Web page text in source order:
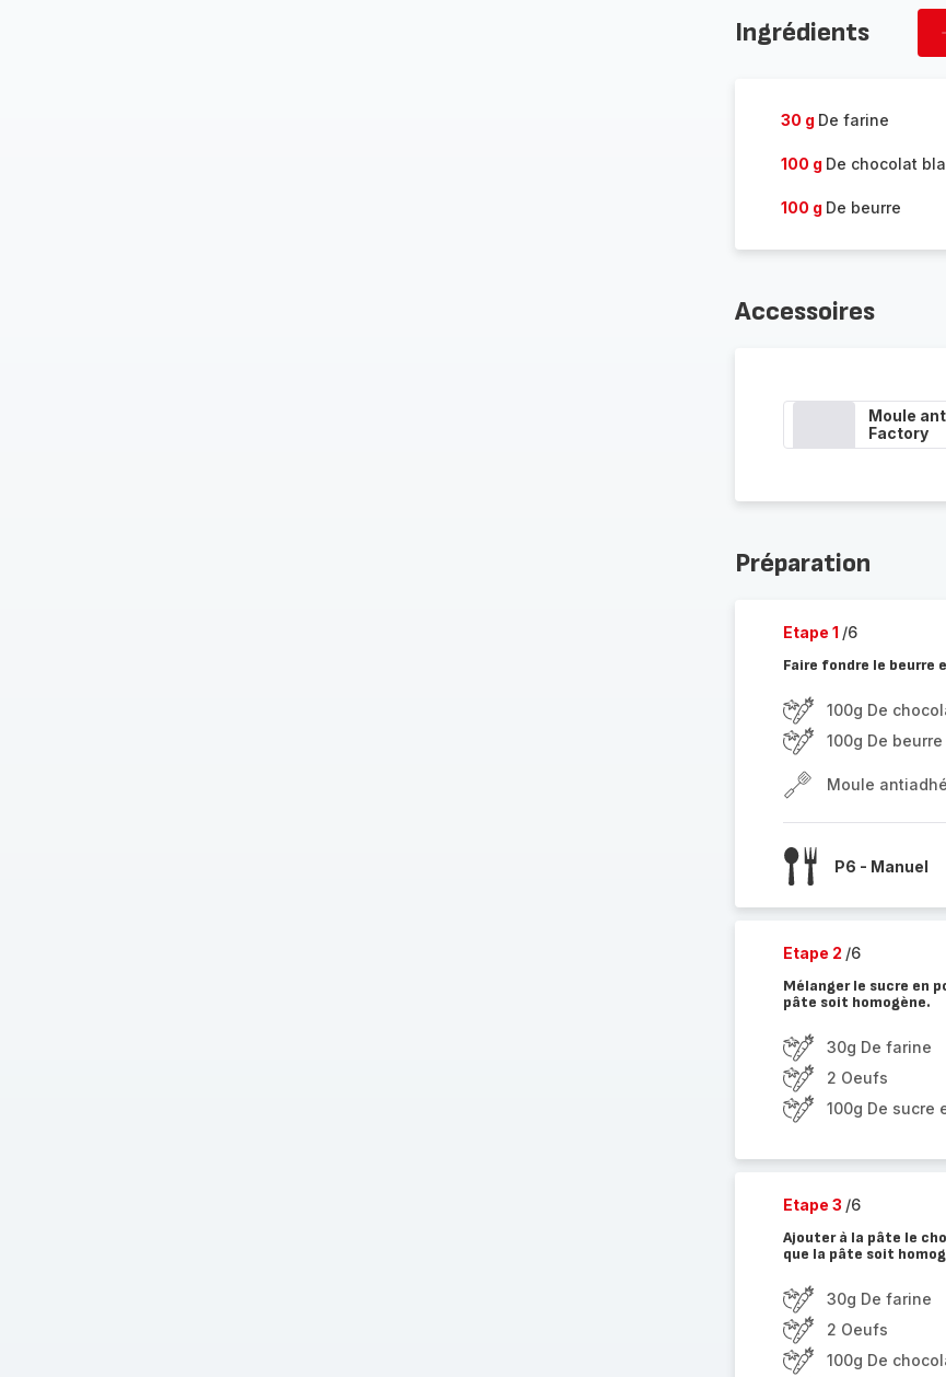
Ingrédients
30 g De farine
100 g De chocolat
100 g De beurre
Accessoires
Moule
Factory
Préparation
Etape 1 /6
Faire fondre le beurre
100g De
100g De beurre
Moule
P6 - Manuel
Etape 2 /6
Mélanger le sucre en
pâte soit homogène.
30g De farine
2 Oeufs
100g De sucre
Etape 3 /6
Ajouter à la pâte le
que la pâte soit
30g De farine
2 Oeufs
100g De